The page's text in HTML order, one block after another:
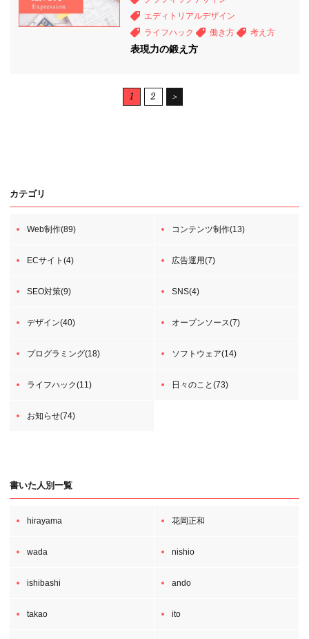
エディトリアルデザイン
ライフハック
働き方 考え方
表現力の鍛え方
1 2 ＞
カテゴリ
Web制作(89) コンテンツ制作(13)
ECサイト(4) 広告運用(7)
SEO対策(9) SNS(4)
デザイン(40) オープンソース(7)
プログラミング(18) ソフトウェア(14)
ライフハック(11) 日々のこと(73)
お知らせ(74)
書いた人別一覧
hirayama 花岡正和
wada nishio
ishibashi ando
takao ito